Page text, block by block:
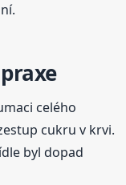
celého
cukru v krvi.
byl dopad